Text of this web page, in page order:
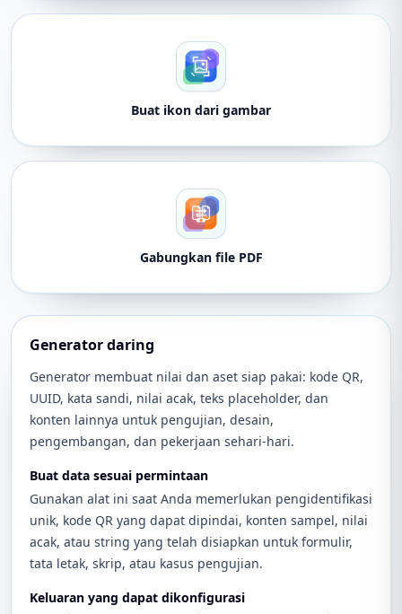
Buat ikon dari gambar
Gabungkan file PDF
Generator daring
Generator membuat nilai dan aset siap pakai: kode QR,
UUID, kata sandi, nilai acak, teks placeholder, dan
konten lainnya untuk pengujian, desain,
pengembangan, dan pekerjaan sehari-hari.
Buat data sesuai permintaan
Gunakan alat ini saat Anda memerlukan pengidentifikasi
unik, kode QR yang dapat dipindai, konten sampel, nilai
acak, atau string yang telah disiapkan untuk formulir,
tata letak, skrip, atau kasus pengujian.
Keluaran yang dapat dikonfigurasi